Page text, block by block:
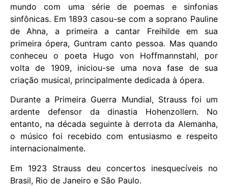
mundo com uma série de poemas e sinfonias
sinfônicas. Em 1893 casou-se com a soprano Pauline
de Ahna, a primeira a cantar Freihilde em sua
primeira ópera, Guntram canto pessoa. Mas quando
conheceu o poeta Hugo von Hoffmannstahl, por
volta de 1909, iniciou-se uma nova fase de sua
criação musical, principalmente dedicada à ópera.
Durante a Primeira Guerra Mundial, Strauss foi um
ardente defensor da dinastia Hohenzollern. No
entanto, na década seguinte à derrota da Alemanha,
o músico foi recebido com entusiasmo e respeito
internacionalmente.
Em 1923 Strauss deu concertos inesquecíveis no
Brasil, Rio de Janeiro e São Paulo.